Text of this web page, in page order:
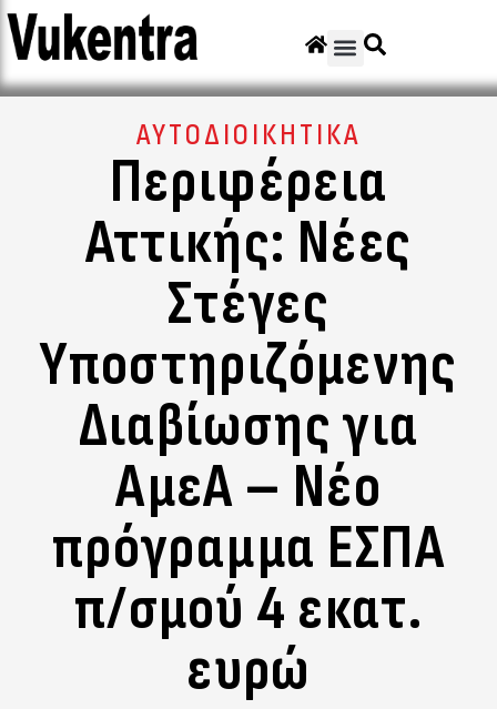
ΑΥΤΟΔΙΟΙΚΗΤΙΚΑ
Περιφέρεια
Αττικής: Νέες
Στέγες
Υποστηριζόμενης
Διαβίωσης για
ΑμεΑ – Νέο
πρόγραμμα ΕΣΠΑ
π/σμού 4 εκατ.
ευρώ